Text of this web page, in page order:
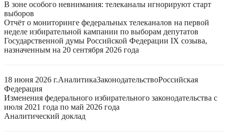
В зоне особого невнимания: телеканалы игнорируют старт
выборов
Отчёт о мониторинге федеральных телеканалов на первой
неделе избирательной кампании по выборам депутатов
Государственной думы Российской Федерации IX созыва,
назначенным на 20 сентября 2026 года
18 июня 2026 г.АналитикаЗаконодательствоРоссийская
Федерация
Изменения федерального избирательного законодательства с
июля 2021 года по май 2026 года
Аналитический доклад